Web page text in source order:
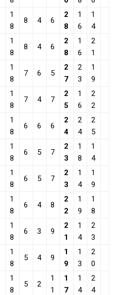
1
8
8 4 6
2
8
1
6
1
4
1
8
8 4 6
2
8
1
6
2
1
1
8
7 6 5
2
7
2
3
1
9
1
8
7 4 7
2
5
1
6
2
2
1
8
6 6 6
2
4
2
4
2
5
1
8
6 5 7
2
3
1
8
1
4
1
8
6 5 7
2
3
1
4
1
9
1
8
6 4 8
2
2
1
9
1
8
1
8
6 3 9
2
1
1
4
2
3
1
8
5 4 9
1
9
1
3
2
0
1
8
5 2
1
1
1
7
1
4
2
4